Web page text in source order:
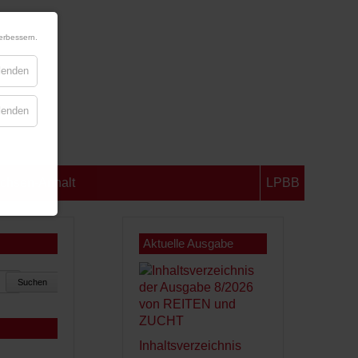
Anhalt LPBB
Suchen
Aktuelle Ausgabe
Inhaltsverzeichnis